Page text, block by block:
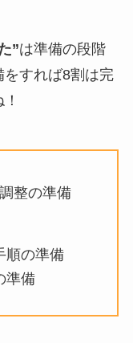
”は準備の段階
すれば8割は完
整の準備
順の準備
準備